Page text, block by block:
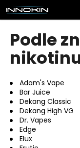
Přejít
na
obsah
Podle
Adam's Vape
Bar Juice
Dekang Classic
Dekang High VG
Dr. Vapes
Edge
Elux
K
o
C
o
p
o
t
ř
e
b